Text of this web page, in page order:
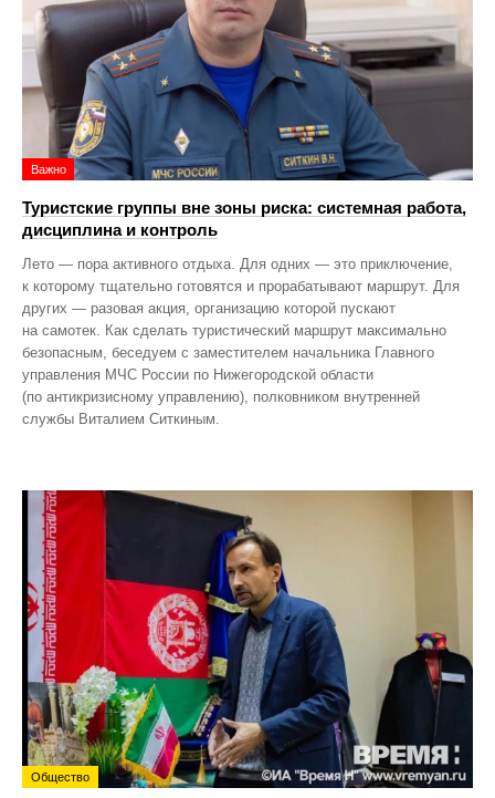
Важно
Туристские группы вне зоны риска: системная работа,
дисциплина и контроль
Лето — пора активного отдыха. Для одних — это приключение,
к которому тщательно готовятся и прорабатывают маршрут. Для
других — разовая акция, организацию которой пускают
на самотек. Как сделать туристический маршрут максимально
безопасным, беседуем с заместителем начальника Главного
управления МЧС России по Нижегородской области
(по антикризисному управлению), полковником внутренней
службы Виталием Ситкиным.
Общество